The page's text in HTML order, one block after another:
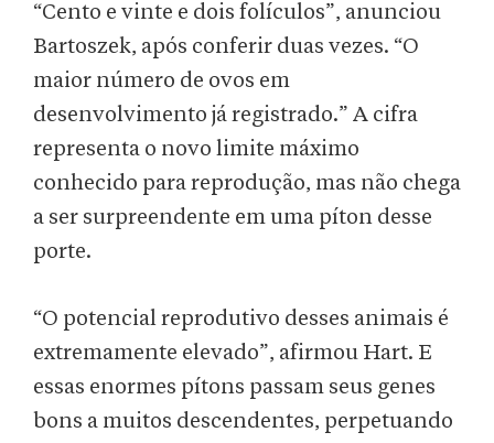
“Cento e vinte e dois folículos”, anunciou
Bartoszek, após conferir duas vezes. “O
maior número de ovos em
desenvolvimento já registrado.” A cifra
representa o novo limite máximo
conhecido para reprodução, mas não chega
a ser surpreendente em uma píton desse
porte.
“O potencial reprodutivo desses animais é
extremamente elevado”, afirmou Hart. E
essas enormes pítons passam seus genes
bons a muitos descendentes, perpetuando